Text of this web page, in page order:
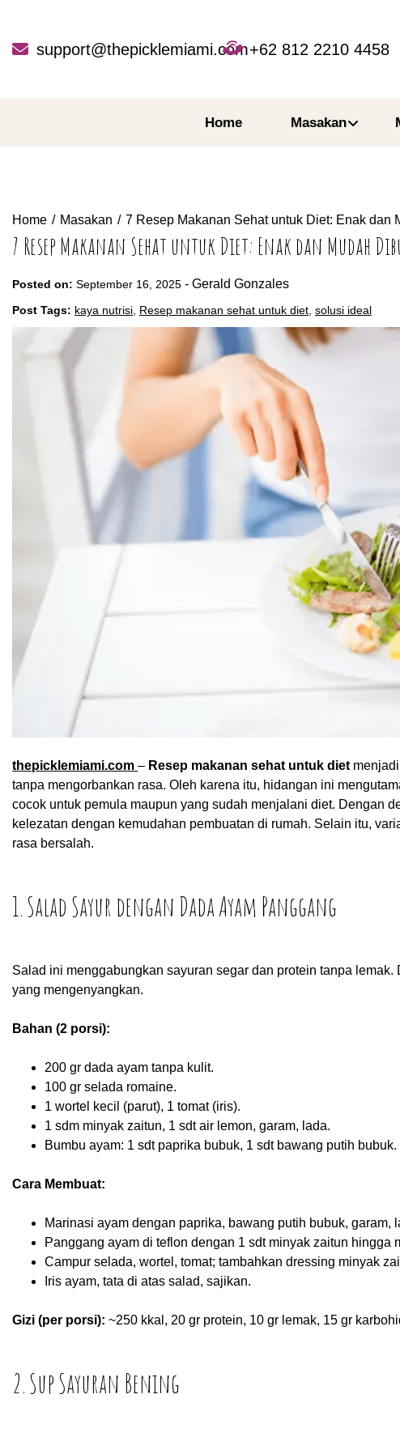
contentsupport@thepicklemiami.com+62 812 2210 4458
Home Masakan
Home Masakan 7 Resep Makanan Sehat untuk Diet: Enak dan
7 Resep Makanan Sehat untuk Diet: Enak dan Mudah
Posted on: September 16, 2025 - Gerald Gonzales
Post Tags: kaya nutrisi, Resep makanan sehat untuk diet, solusi ideal
thepicklemiami.com – Resep makanan sehat untuk diet
tanpa mengorbankan rasa. Oleh karena itu, hidangan ini
cocok untuk pemula maupun yang sudah menjalani diet. Dengan
kelezatan dengan kemudahan pembuatan di rumah. Selain itu,
rasa bersalah.
1. Salad Sayur dengan Dada Ayam Panggang
Salad ini menggabungkan sayuran segar dan protein tanpa
yang mengenyangkan.
Bahan (2 porsi):
200 gr dada ayam tanpa kulit.
100 gr selada romaine.
1 wortel kecil (parut), 1 tomat (iris).
1 sdm minyak zaitun, 1 sdt air lemon, garam, lada.
Bumbu ayam: 1 sdt paprika bubuk, 1 sdt bawang putih bubuk.
Cara Membuat:
Marinasi ayam dengan paprika, bawang putih bubuk, garam,
Panggang ayam di teflon dengan 1 sdt minyak zaitun hingga
Campur selada, wortel, tomat; tambahkan dressing minyak
Iris ayam, tata di atas salad, sajikan.
Gizi (per porsi): ~250 kkal, 20 gr protein, 10 gr lemak, 15 gr
2. Sup Sayuran Bening